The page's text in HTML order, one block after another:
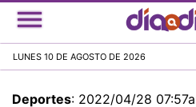
al
LUNES 10 DE AGOSTO DE 2026
Deportes: 2022/04/28